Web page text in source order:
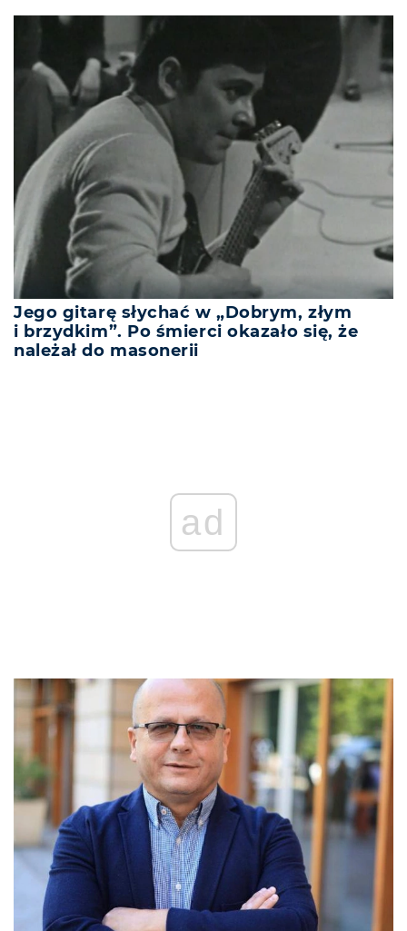
Jego gitarę słychać w „Dobrym, złym
i brzydkim”. Po śmierci okazało się, że
należał do masonerii
ad